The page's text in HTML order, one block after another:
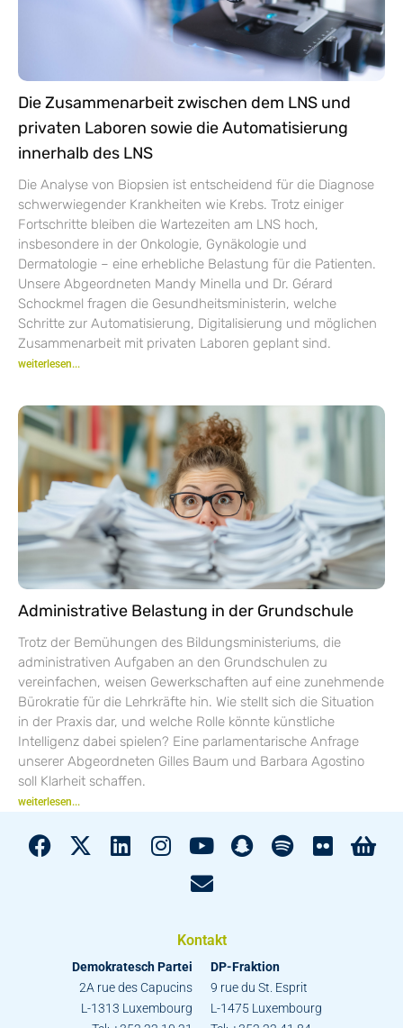
Die Zusammenarbeit zwischen dem LNS und
privaten Laboren sowie die Automatisierung
innerhalb des LNS
Die Analyse von Biopsien ist entscheidend für die Diagnose
schwerwiegender Krankheiten wie Krebs. Trotz einiger
Fortschritte bleiben die Wartezeiten am LNS hoch,
insbesondere in der Onkologie, Gynäkologie und
Dermatologie – eine erhebliche Belastung für die Patienten.
Unsere Abgeordneten Mandy Minella und Dr. Gérard
Schockmel fragen die Gesundheitsministerin, welche
Schritte zur Automatisierung, Digitalisierung und möglichen
Zusammenarbeit mit privaten Laboren geplant sind.
weiterlesen...
Administrative Belastung in der Grundschule
Trotz der Bemühungen des Bildungsministeriums, die
administrativen Aufgaben an den Grundschulen zu
vereinfachen, weisen Gewerkschaften auf eine zunehmende
Bürokratie für die Lehrkräfte hin. Wie stellt sich die Situation
in der Praxis dar, und welche Rolle könnte künstliche
Intelligenz dabei spielen? Eine parlamentarische Anfrage
unserer Abgeordneten Gilles Baum und Barbara Agostino
soll Klarheit schaffen.
weiterlesen...
Kontakt
Demokratesch Partei
2A rue des Capucins
L-1313 Luxembourg
DP-Fraktion
9 rue du St. Esprit
L-1475 Luxembourg